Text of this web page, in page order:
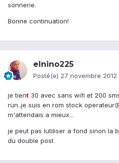
sonnerie.
Bonne continuation!
elnino225
Posté(e) 27 novembre 2012
je tient 30 avec sans wifi et 200
run..je suis en rom stock
m'attendais a mieux...
je peut pas lutiliser a fond sinon la
du double post